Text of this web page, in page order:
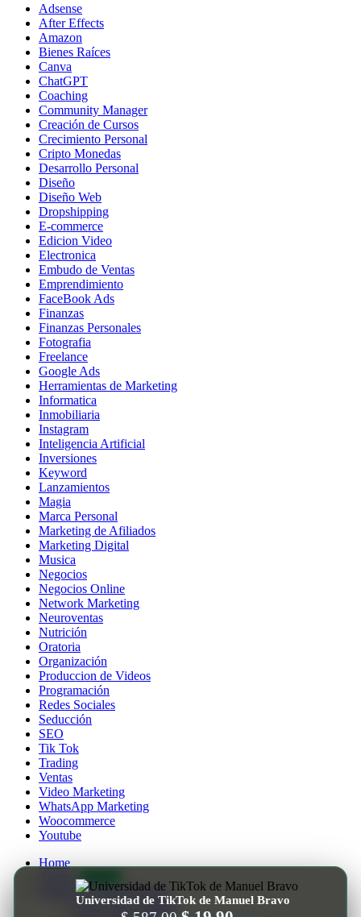
Adsense
After Effects
Amazon
Bienes Raíces
Canva
ChatGPT
Coaching
Community Manager
Creación de Cursos
Crecimiento Personal
Cripto Monedas
Desarrollo Personal
Diseño
Diseño Web
Dropshipping
E-commerce
Edicion Video
Electronica
Embudo de Ventas
Emprendimiento
FaceBook Ads
Finanzas
Finanzas Personales
Fotografia
Freelance
Google Ads
Herramientas de Marketing
Informatica
Inmobiliaria
Instagram
Inteligencia Artificial
Inversiones
Keyword
Lanzamientos
Magia
Marca Personal
Marketing de Afiliados
Marketing Digital
Musica
Negocios
Negocios Online
Network Marketing
Neuroventas
Nutrición
Oratoria
Organización
Produccion de Videos
Programación
Redes Sociales
Seducción
SEO
Tik Tok
Trading
Ventas
Video Marketing
WhatsApp Marketing
Woocommerce
Youtube
Home
Tienda de Cursos Baratos
Cursos mas vendidos
Universidad de TikTok de Manuel Bravo